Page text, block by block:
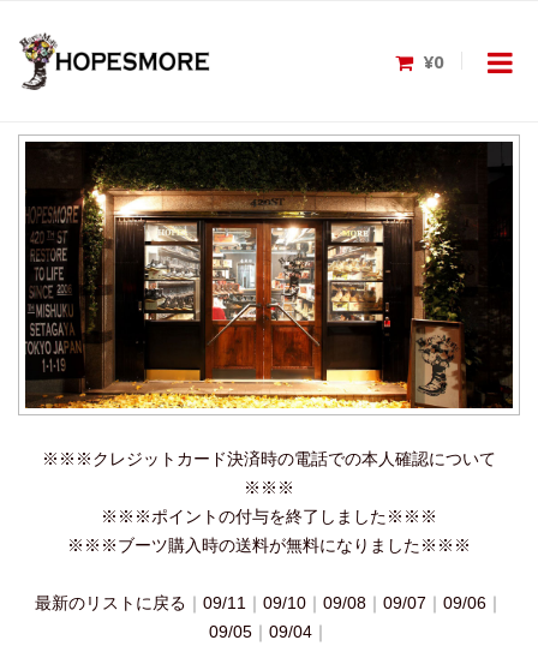
¥0
※※※クレジットカード決済時の電話での本人確認について
※※※
※※※ポイントの付与を終了しました※※※
※※※ブーツ購入時の送料が無料になりました※※※
最新のリストに戻る ｜ 09/11 ｜ 09/10 ｜ 09/08 ｜ 09/07 ｜ 09/06 ｜
09/05 ｜ 09/04 ｜